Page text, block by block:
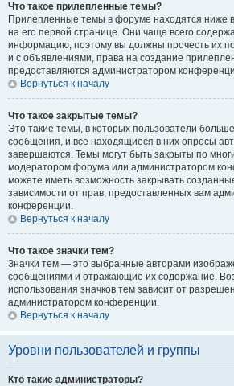
Что такое прилепленные темы?
Прилепленные темы в форуме находятся ниже
на его первой странице. Они чаще всего
информацию, поэтому вы должны прочесть их
и с объявлениями, права на создание
предоставляются администратором
Вернуться к началу
Что такое закрытые темы?
Это такие темы, в которых пользователи
сообщения, и все находящиеся в них опросы
завершаются. Темы могут быть закрыты по
модератором форума или администратором
можете иметь возможность закрывать
зависимости от прав, предоставленных вам
конференции.
Вернуться к началу
Что такое значки тем?
Значки тем — это выбранные авторами
сообщениями и отражающие их содержание.
использования значков тем зависит от
администратором конференции.
Вернуться к началу
Уровни пользователей и группы
Кто такие администраторы?